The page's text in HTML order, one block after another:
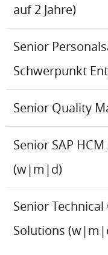
auf 2 Jahre)
Senior
Schwerpunkt
Senior Quality
Senior SAP
(w|m|d)
Senior
Solutions